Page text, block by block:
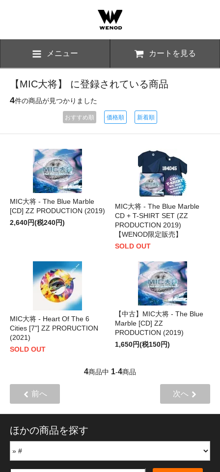
メニュー カートを見る
【MIC大将】 に登録されている商品
4件の商品が見つかりました
おすすめ順 価格順 新着順
MIC大将 - The Blue Marble
[CD] ZZ PRODUCTION (2019)
2,640円(税240円)
MIC大将 - The Blue Marble
CD + T-SHIRT SET (ZZ
PRODUCTION 2019)
【WENOD限定販売】
SOLD OUT
MIC大将 - Heart Of The 6
Cities [7"] ZZ PRORUCTION
(2021)
SOLD OUT
【中古】MIC大将 - The Blue
Marble [CD] ZZ
PRODUCTION (2019)
1,650円(税150円)
4商品中 1-4商品
前へ 次へ
ほかの商品を探す